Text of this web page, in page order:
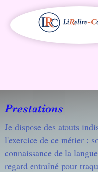
Prestations
Je dispose des atouts
l'exercice de ce métier :
connaissance de la
regard entraîné pour